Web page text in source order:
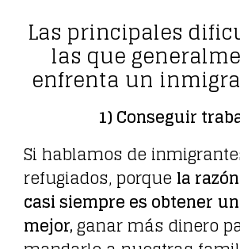
Las principales
las que
enfrenta un
1) Conseguir
Si hablamos de
refugiados, porquela
casi siempre es obtener
mejor,ganar más dinero